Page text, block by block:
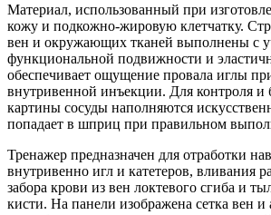
Материал, использованный при
кожу и подкожно-жировую клетчатку.
вен и окружающих тканей выполнены с
функциональной подвижности и
обеспечивает ощущение провала иглы
внутривенной инъекции. Для контроля и
картины сосуды наполняются
попадает в шприц при правильном
Тренажер предназначен для отработки
внутривенно игл и катетеров, вливания
забора крови из вен локтевого сгиба и
кисти. На панели изображена сетка вен и